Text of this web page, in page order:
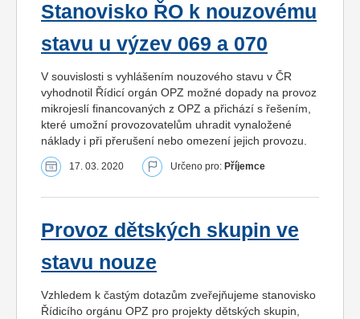
Stanovisko ŘO k nouzovému
stavu u výzev 069 a 070
V souvislosti s vyhlášením nouzového stavu v ČR
vyhodnotil Řídicí orgán OPZ možné dopady na provoz
mikrojeslí financovaných z OPZ a přichází s řešením,
které umožní provozovatelům uhradit vynaložené
náklady i při přerušení nebo omezení jejich provozu.
17. 03. 2020 Určeno pro: Příjemce
Provoz dětských skupin ve
stavu nouze
Vzhledem k častým dotazům zveřejňujeme stanovisko
Řídicího orgánu OPZ pro projekty dětských skupin,